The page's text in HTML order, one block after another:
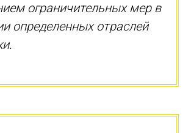
ограничительных мер в
определенных отраслей